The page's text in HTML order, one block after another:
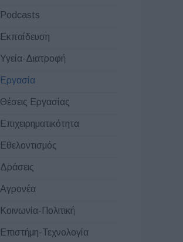
Podcasts
Εκπαίδευση
Υγεία-Διατροφή
Εργασία
Θέσεις Εργασίας
Επιχειρηματικότητα
Εθελοντισμός
Δράσεις
Αγρονέα
Κοινωνία-Πολιτική
Επιστήμη-Τεχνολογία